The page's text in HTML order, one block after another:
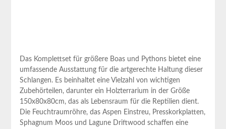
Das Komplettset für größere Boas⁣ und Pythons ​bietet eine
umfassende​ Ausstattung für die artgerechte Haltung dieser
Schlangen. Es beinhaltet⁤ eine‌ Vielzahl von wichtigen
Zubehörteilen, darunter ein Holzterrarium in der‌ Größe
150x80x80cm, ⁤das als Lebensraum für die Reptilien dient.
Die Feuchtraumröhre, das Aspen Einstreu, Presskorkplatten,
Sphagnum Moos ⁣und Lagune‍ Driftwood ⁤schaffen⁤ eine⁤